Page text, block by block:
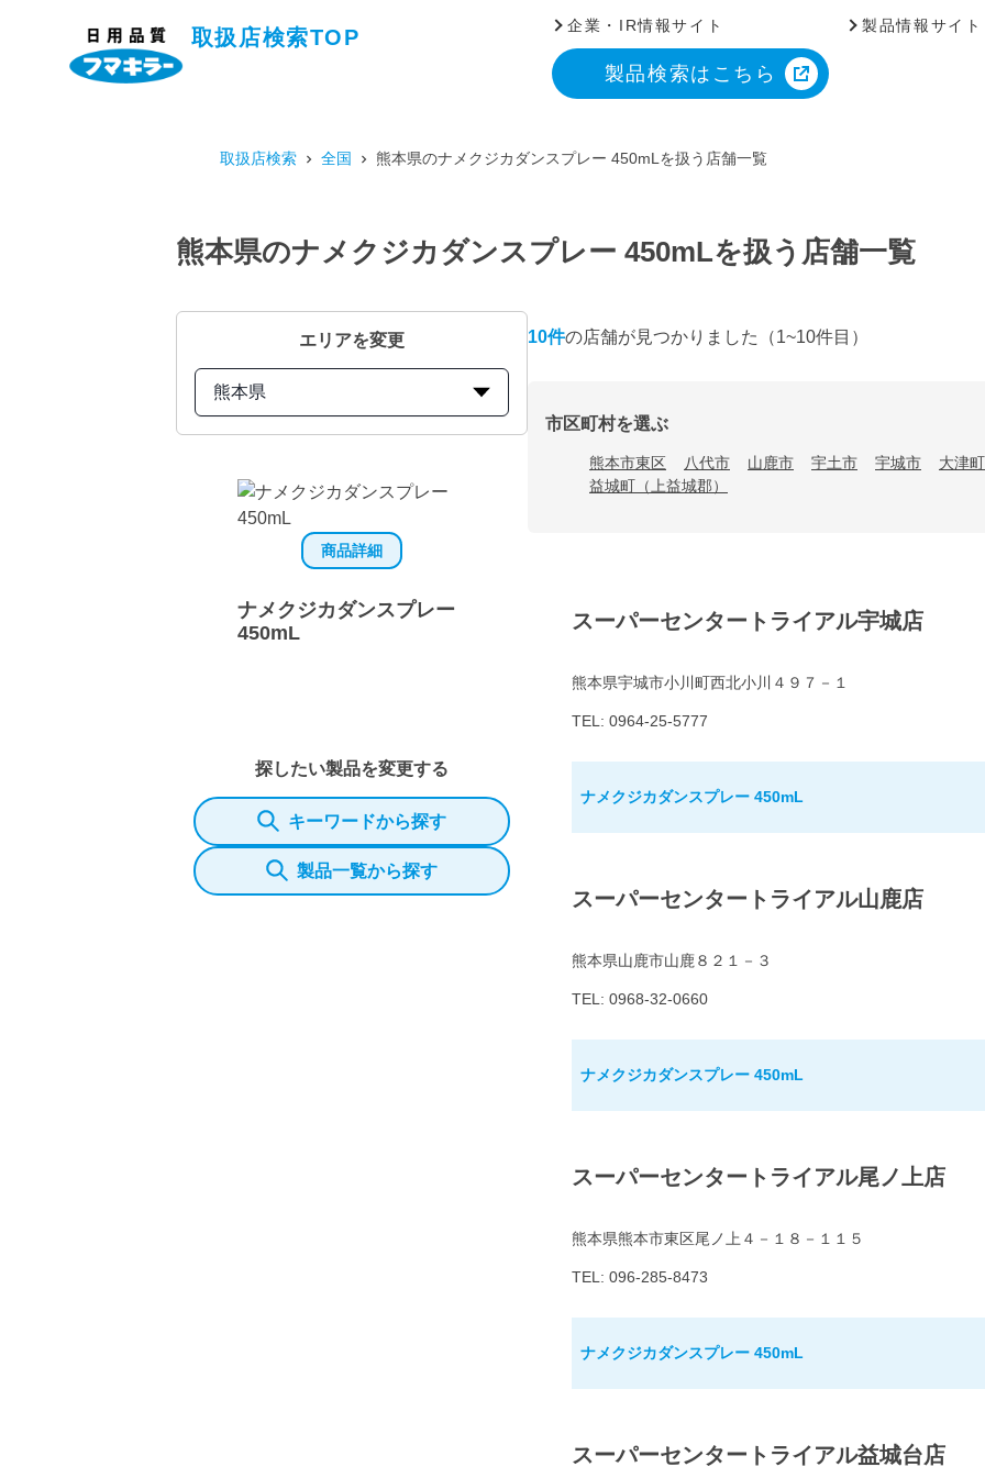
取扱店検索TOP
企業・IR情報サイト 製品情報サイト
製品検索はこちら
取扱店検索 全国 熊本県のナメクジカダンスプレー 450mLを扱う店舗一覧
熊本県のナメクジカダンスプレー 450mLを扱う店舗一覧
エリアを変更
熊本県
商品詳細
ナメクジカダンスプレー
450mL
探したい製品を変更する
キーワードから探す
製品一覧から探す
10件の店舗が見つかりました （1~10件目）
市区町村を選ぶ
熊本市東区 八代市 山鹿市 宇土市 宇城市 大津
益城町（上益城郡）
スーパーセンタートライアル宇城店
熊本県宇城市小川町西北小川４９７－１
TEL: 0964-25-5777
ナメクジカダンスプレー 450mL
スーパーセンタートライアル山鹿店
熊本県山鹿市山鹿８２１－３
TEL: 0968-32-0660
ナメクジカダンスプレー 450mL
スーパーセンタートライアル尾ノ上店
熊本県熊本市東区尾ノ上４－１８－１１５
TEL: 096-285-8473
ナメクジカダンスプレー 450mL
スーパーセンタートライアル益城台店